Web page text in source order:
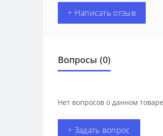
+ Написать отзыв
Вопросы (0)
Нет вопросов о данном
+ Задать вопрос